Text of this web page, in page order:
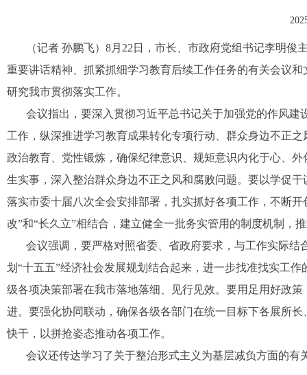
（记者 孙鹏飞） 8月22日，市长、市政府党组书记李明俊
重要讲话精神、抓紧抓细学习教育后续工作任务的有关会议
研究我市贯彻落实工作。
会议指出，要深入贯彻习近平总书记关于加强党的作风
工作，纵深推进学习教育成果转化专项行动、群众身边不正之
政治教育、党性锻炼，确保纪律意识、规矩意识内化于心、
生实事，深入整治群众身边不正之风和腐败问题。要以学促
落实市委十届八次全会安排部署，扎实抓好各项工作，不断
改”和“长久立”相结合，建立健全一批务实管用的制度机制，
会议强调，要严格对照省委、省政府要求，与工作实际结
划“十五五”经济社会发展规划结合起来，进一步找准找实工
级各项决策部署在我市落地落细、见行见效。要用足用好政
进。要强化协同联动，确保各级各部门在统一目标下各展所
快干，以拼抢姿态推动各项工作。
会议还传达学习了关于整治形式主义为基层减负方面的有